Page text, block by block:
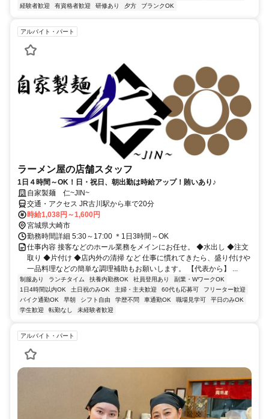
経験者歓迎
有資格者歓迎 研修あり 夕方 ブランクOK
アルバイト・パート
ラーメン屋の店舗スタッフ
1日４時間～OK！日・祝日、朝出勤は時給アップ！賄いあり♪
自家製麺 仁~JIN~
交通・アクセス JR古川駅から車で20分
時給1,038円～1,600円
宮城県大崎市
勤務時間詳細 5:30～17:00 ＊1日3時間～OK
仕事内容 接客などのホール業務をメインにお任せ。 ◆水出し ◆注文
取り ◆片付け ◆店内外の清掃 など 仕事に慣れてきたら、盛り付けや
一品料理などの簡単な調理補助もお願いします。 【代表から】 ...
制服あり ランチタイム 扶養内勤務OK 社員登用あり
副業・WワークOK
1日4時間以内OK
土日祝のみOK 主婦・主夫歓迎 60代も応募可
フリーター歓迎
バイク通勤OK
早朝 シフト自由 学歴不問 車通勤OK 職場見学可
平日のみOK
学生歓迎
転勤なし 未経験者歓迎
アルバイト・パート